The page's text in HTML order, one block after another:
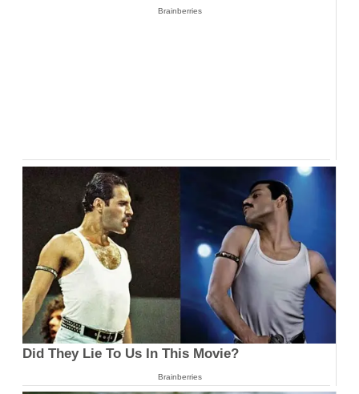
Brainberries
Did They Lie To Us In This Movie?
Brainberries